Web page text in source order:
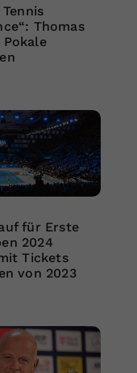
Thomas
für Erste
2024
Tickets
von 2023